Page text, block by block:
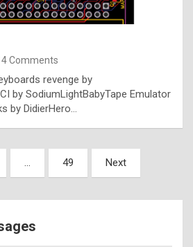
n
y
l
e
x
a
4 Comments
revenge by
by SodiumLightBabyTape Emulator
by DidierHero…
… 49 Next